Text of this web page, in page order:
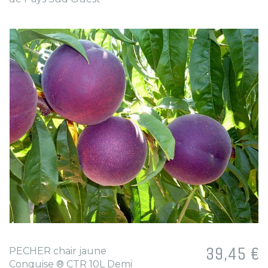
PECHER chair jaune
Conquise ® CTR 10L Demi
Prix
39,45 €